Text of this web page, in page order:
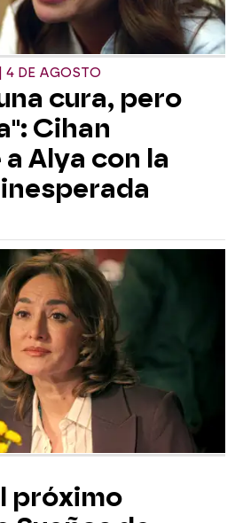
4 DE AGOSTO
cura, pero
Cihan
Alya con la
próximo